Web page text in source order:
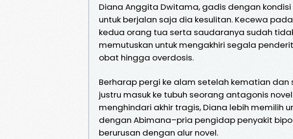
Diana Anggita Dwitama, gadis dengan
untuk berjalan saja dia kesulitan. Kecewa
kedua orang tua serta saudaranya sudah
memutuskan untuk mengakhiri segala
obat hingga overdosis.
Berharap pergi ke alam setelah kematian dan
justru masuk ke tubuh seorang antagonis
menghindari akhir tragis, Diana lebih memilih
dengan Abimana–pria pengidap penyakit
berurusan dengan alur novel.